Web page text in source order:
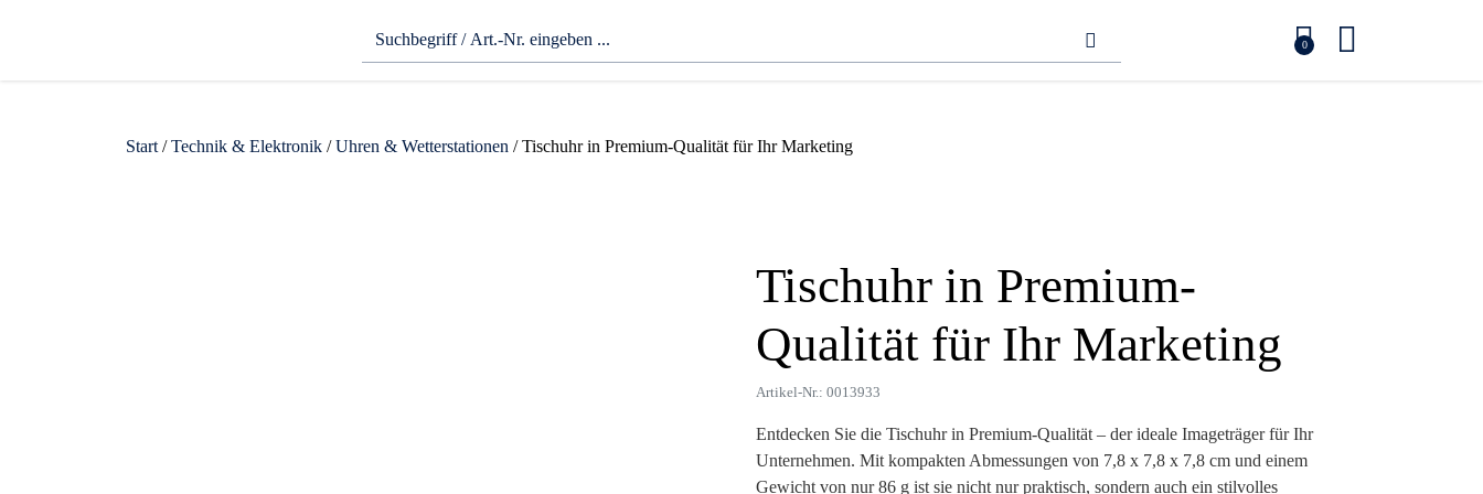
0
Start /Technik & Elektronik /Uhren & Wetterstationen / Tischuhr in Premium-Qualität für Ihr Marketing
Tischuhr in Premium-
Qualität für Ihr Marketing
Artikel-Nr.: 0013933
Entdecken Sie die Tischuhr in Premium-Qualität – der ideale Imageträger für Ihr
Unternehmen. Mit kompakten Abmessungen von 7,8 x 7,8 x 7,8 cm und einem
Gewicht von nur 86 g ist sie nicht nur praktisch, sondern auch ein stilvolles